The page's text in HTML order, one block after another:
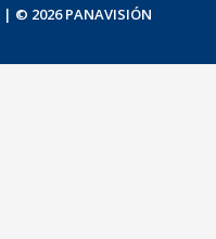
| © 2026 PANAVISIÓN